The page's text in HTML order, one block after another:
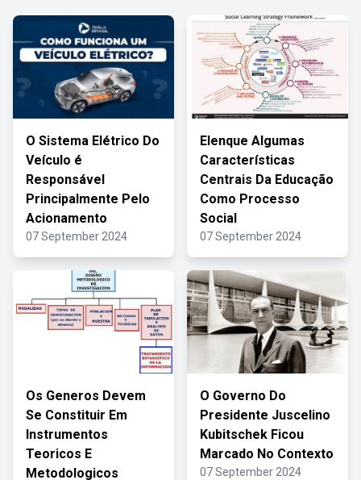
O Sistema Elétrico Do
Veículo é
Responsável
Principalmente Pelo
Acionamento
07 September 2024
Elenque Algumas
Características
Centrais Da Educação
Como Processo
Social
07 September 2024
Os Generos Devem
Se Constituir Em
Instrumentos
Teoricos E
Metodologicos
O Governo Do
Presidente Juscelino
Kubitschek Ficou
Marcado No Contexto
07 September 2024